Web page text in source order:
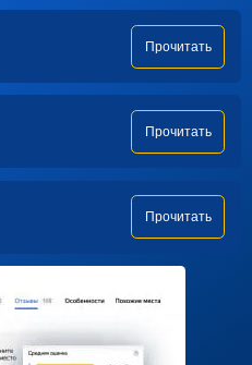
Прочитать
Прочитать
Прочитать